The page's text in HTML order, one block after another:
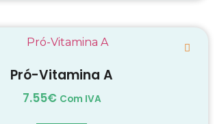
Pró-Vitamina A
7.55€ Com IVA